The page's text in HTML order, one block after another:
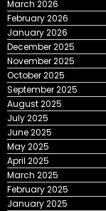
March 2026
February 2026
January 2026
December 2025
November 2025
October 2025
September 2025
August 2025
July 2025
June 2025
May 2025
April 2025
March 2025
February 2025
January 2025